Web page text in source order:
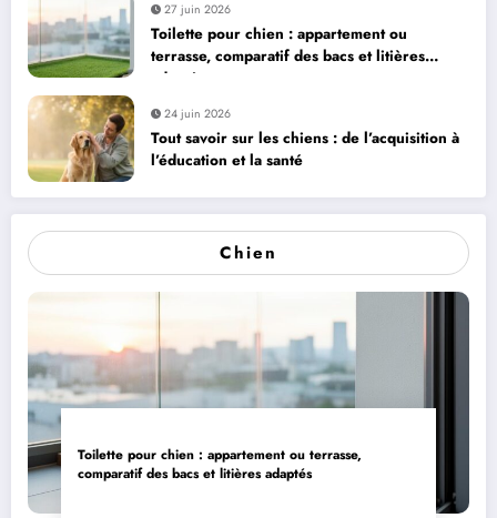
27 juin 2026
Toilette pour chien : appartement ou
terrasse, comparatif des bacs et litières
adaptés
24 juin 2026
Tout savoir sur les chiens : de l’acquisition à
l’éducation et la santé
Chien
Toilette pour chien : appartement ou terrasse,
comparatif des bacs et litières adaptés